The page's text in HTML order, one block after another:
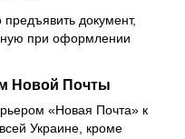
документ,
при оформлении
Новой Почты
«Новая Почта» к
Украине, кроме